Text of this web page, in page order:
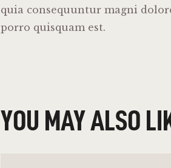
quia consequuntur magni
porro quisquam est.
YOU MAY ALSO